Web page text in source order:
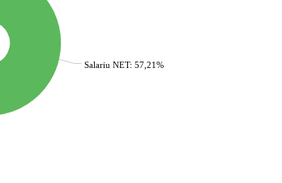
Salariu NET: 57,21%